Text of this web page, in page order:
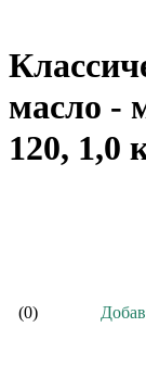
масло -
120, 1,0
(0)